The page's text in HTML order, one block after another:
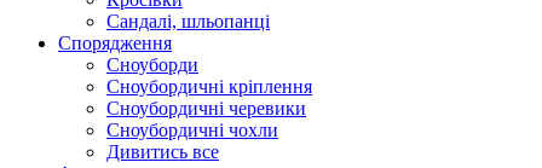
Сандалі, шльопанці
Спорядження
Сноуборди
Сноубордичні кріплення
Сноубордичні черевики
Сноубордичні чохли
Дивитись все